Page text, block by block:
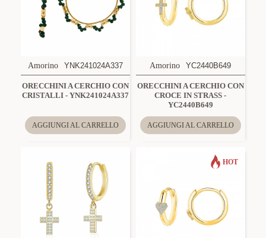
Amorino YNK241024A337
ORECCHINI A CERCHIO CON
CRISTALLI - YNK241024A337
AGGIUNGI AL CARRELLO
Amorino YC2440B649
ORECCHINI A CERCHIO CON
CROCE IN STRASS -
YC2440B649
AGGIUNGI AL CARRELLO
HOT